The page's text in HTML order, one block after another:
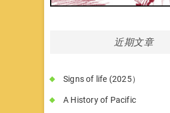
近期文章
Signs of life (2025）
A History of Pacific